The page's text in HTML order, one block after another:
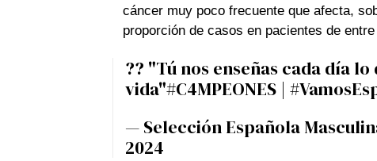
cáncer muy poco frecuente que afecta,
proporción de casos en pacientes de
?? "Tú nos enseñas cada día
vida"#C4MPEONES |
— Selección Española
2024